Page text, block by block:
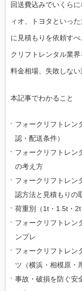
回送費込みでいくら
ィオ、トヨタといっ
に見積もりを依頼す
クリフトレンタル業
料金相場、失敗しない
本記事でわかること
フォークリフトレン
認・配送条件）
フォークリフトレン
の考え方
フォークリフトレン
認方法と見積もりの
荷重別（1t・1.5t・
フォークリフトレン
ンプレ
フォークリフトレン
ツ（横浜・相模原・
事故・破損を防ぐ安